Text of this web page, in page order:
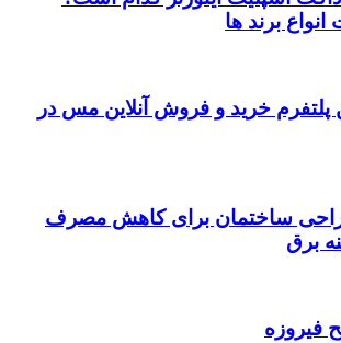
برند ها
پلتفرم خرید و فروش آنلاین مس در
طراحی ساختمان برای کاهش مصرف
برق
فیروزه